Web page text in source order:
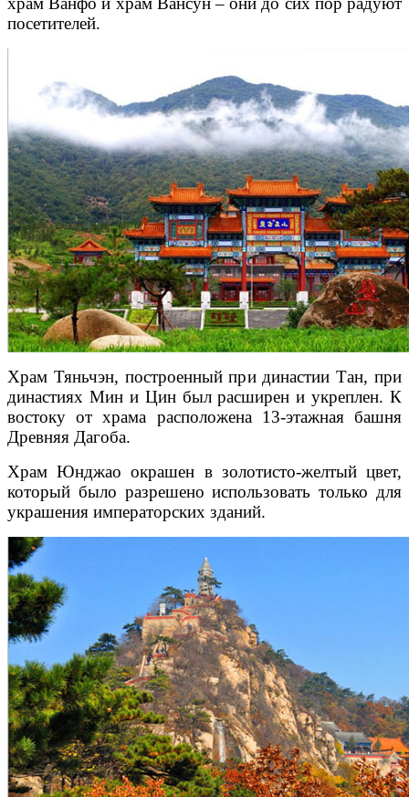
посетителей.
Храм Тяньчэн, построенный при династии Тан, при
династиях Мин и Цин был расширен и укреплен. К
востоку от храма расположена 13-этажная башня
Древняя Дагоба.
Храм Юнджао окрашен в золотисто-желтый цвет,
который было разрешено использовать только для
украшения императорских зданий.